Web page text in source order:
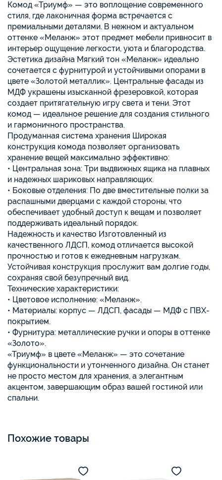
Комод «Триумф» — это воплощение современного
стиля, где лаконичная форма встречается с
премиальными деталями. В нежном и актуальном
оттенке «Меланж» этот предмет мебели привносит в
интерьер ощущение легкости, уюта и благородства.
Эстетика дизайна Мягкий тон «Меланж» идеально
сочетается с фурнитурой и устойчивыми опорами в
цвете «Золотой металлик». Центральные фасады из
МДФ украшены изысканной фрезеровкой, которая
создает притягательную игру света и тени. Этот
комод — идеальное решение для создания стильного
и гармоничного пространства.
Продуманная система хранения Широкая
конструкция комода позволяет организовать
хранение вещей максимально эффективно:
• Центральная зона: Три выдвижных ящика на плавных
и надежных шариковых направляющих.
• Боковые отделения: По две вместительные полки за
распашными дверцами с каждой стороны, что
обеспечивает удобный доступ к вещам и позволяет
поддерживать идеальный порядок.
Надежность и качество Изготовленный из
качественного ЛДСП, комод отличается высокой
прочностью и готов к ежедневным нагрузкам.
Устойчивая конструкция прослужит вам долгие годы,
сохраняя свой безупречный вид.
Технические характеристики:
• Цветовое исполнение: «Меланж».
• Материалы: корпус — ЛДСП, фасады — МДФ с ПВХ-
покрытием.
• Фурнитура: металлические ручки и опоры в оттенке
«Золото».
«Триумф» в цвете «Меланж» — это сочетание
функциональности и утонченного дизайна. Он станет
не просто местом для хранения, а элегантным
акцентом, завершающим образ вашей гостиной или
спальни.
Похожие товары